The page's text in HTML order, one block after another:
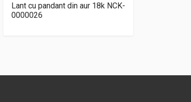
Lant cu pandant din aur 18k NCK-
0000026